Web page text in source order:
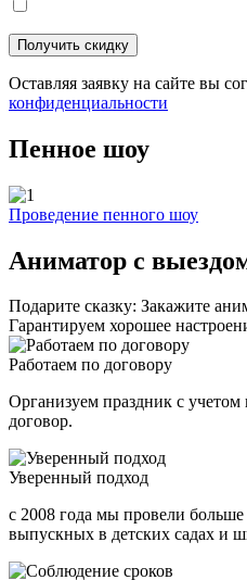
Оставляя заявку на сайте вы
конфиденциальности
Пенное шоу
Проведение пенного шоу
Аниматор с
Подарите сказку: Закажите
Гарантируем хорошее
Работаем по договору
Организуем праздник с
договор.
Уверенный подход
с 2008 года мы провели
выпускных в детских садах и